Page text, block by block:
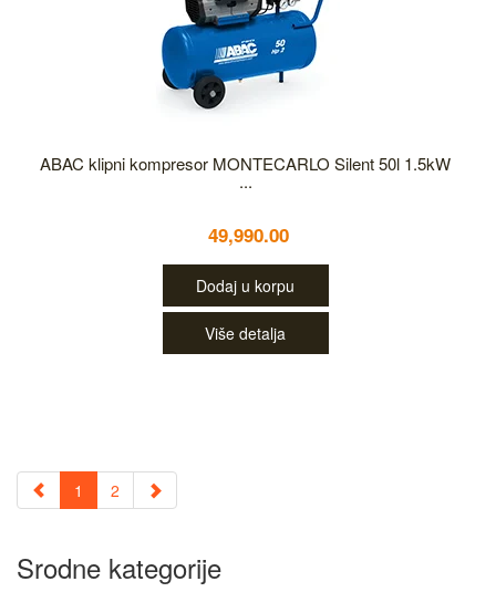
ABAC klipni kompresor MONTECARLO Silent 50l 1.5kW
...
49,990.00
Dodaj u korpu
Više detalja
1 2
Srodne kategorije